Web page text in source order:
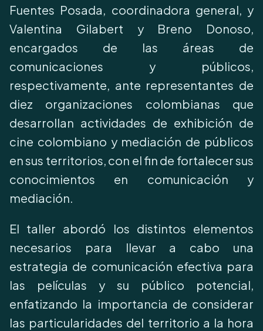
Fuentes Posada, coordinadora general, y
Valentina Gilabert y Breno Donoso,
encargados de las áreas de
comunicaciones y públicos,
respectivamente, ante representantes de
diez organizaciones colombianas que
desarrollan actividades de exhibición de
cine colombiano y mediación de públicos
en sus territorios, con el fin de fortalecer sus
conocimientos en comunicación y
mediación.
El taller abordó los distintos elementos
necesarios para llevar a cabo una
estrategia de comunicación efectiva para
las películas y su público potencial,
enfatizando la importancia de considerar
las particularidades del territorio a la hora